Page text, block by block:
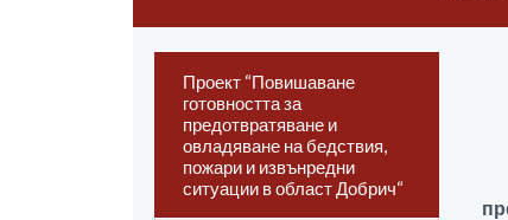
Проект “Повишаване
готовността за
предотвратяване и
овладяване на бедствия,
пожари и извънредни
ситуации в област Добрич“